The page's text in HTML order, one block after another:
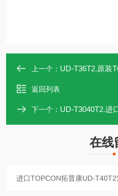
上一个： UD-T36T2.原装
返回列表
下一个： UD-T3040T2.进口
在线